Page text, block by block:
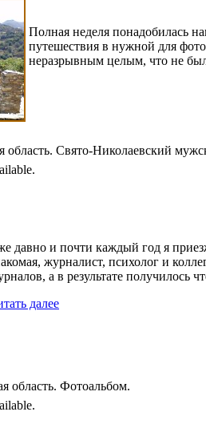
Полная неделя понадобилась
путешествия в нужной для
неразрывным целым, что не
область. Свято-Николаевский
давно и почти каждый год я
журналист, психолог и
а в результате получилось
далее
область. Фотоальбом.